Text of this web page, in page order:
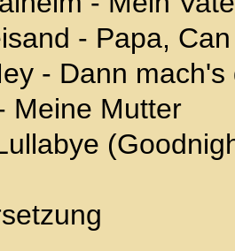
- Papa,
- Dann mach's
Meine Mutter